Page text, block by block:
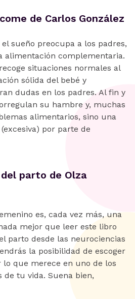
de Carlos González
sueño preocupa a los padres,
alimentación complementaria.
recoge situaciones normales al
sólida del bebé y
dudas en los padres. Al fin y
su hambre y, muchas
alimentarios, sino una
por parte de
parto de Olza
es, cada vez más, una
mejor que leer este libro
parto desde las neurociencias
la posibilidad de escoger
lo que merece en uno de los
tu vida. Suena bien,